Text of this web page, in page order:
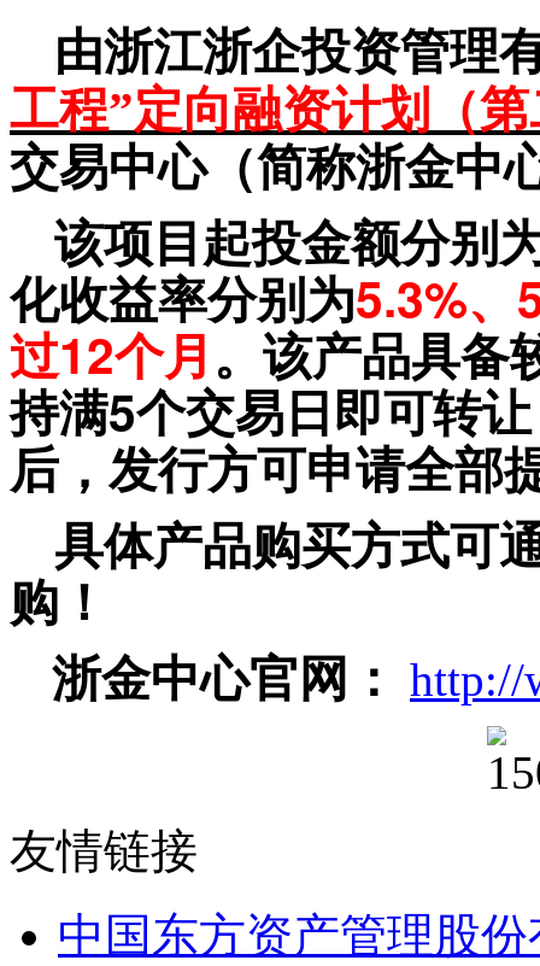
由浙江浙企投资管理
工程”定向融资计划（
交易中心（简称浙金中
该项目起投金额分别
化收益率分别为5.3%、
过12个月。该产品具备
持满5个交易日即可转
后，发行方可申请全部
具体产品购买方式可
购！
浙金中心官网：
http://
友情链接
中国东方资产管理股